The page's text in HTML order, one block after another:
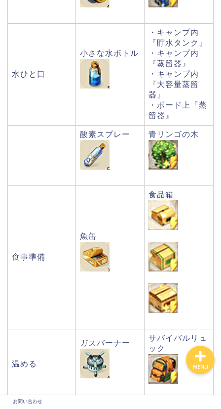
水ひと口
小さな水ボトル
・キャンプ内
『貯水タンク』
・キャンプ内
『蒸留器』
・キャンプ内
『大容量蒸留
器』
・ボード上『蒸
留器』
酸素スプレー 青リンゴの木
食事準備
魚缶
食品箱
温める
ガスバーナー
サバイバルリュ
ック
お問い合わせ
MENU
お問い合わせ